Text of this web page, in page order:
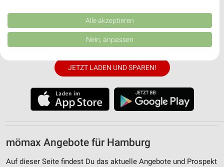
✔Standortgenaue Angebote
Folge deinem Lieblingshändler
✔Push-Benachrichtigungen bei neuen Prospekten
Einkaufsliste - Einkauf stressfrei planen
JETZT LADEN UND SPAREN!
mömax Angebote für Hamburg
Auf dieser Seite findest Du das aktuelle Angebote und Prospekt
Kombinationen von Daten aus verschiedenen Quellen. Entwicklung und
Verbesserung der Angebote. Verwendung reduzierter Daten zur Auswahl
von Inhalten.
Daten können außerhalb der Europäischen Union weitergegeben und in die
USA gesendet werden.
Website/App.
Partnerliste anzeigen (1 IAB-Anbieter)
Wir nutzen Ihre Daten für folgende Zwecke:
IAB-Verarbeitungszwecke:
Verwendung reduzierter Daten zur Auswahl von
Alle akzeptieren
Nein, anpassen